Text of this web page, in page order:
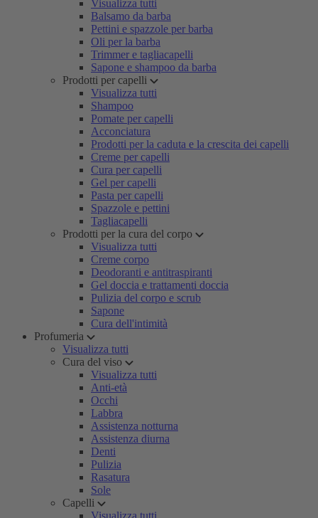
Visualizza tutti
Balsamo da barba
Pettini e spazzole per barba
Oli per la barba
Trimmer e tagliacapelli
Sapone e shampoo da barba
Prodotti per capelli
Visualizza tutti
Shampoo
Pomate per capelli
Acconciatura
Prodotti per la caduta e la crescita dei capelli
Creme per capelli
Cura per capelli
Gel per capelli
Pasta per capelli
Spazzole e pettini
Tagliacapelli
Prodotti per la cura del corpo
Visualizza tutti
Creme corpo
Deodoranti e antitraspiranti
Gel doccia e trattamenti doccia
Pulizia del corpo e scrub
Sapone
Cura dell'intimità
Profumeria
Visualizza tutti
Cura del viso
Visualizza tutti
Anti-età
Occhi
Labbra
Assistenza notturna
Assistenza diurna
Denti
Pulizia
Rasatura
Sole
Capelli
Visualizza tutti